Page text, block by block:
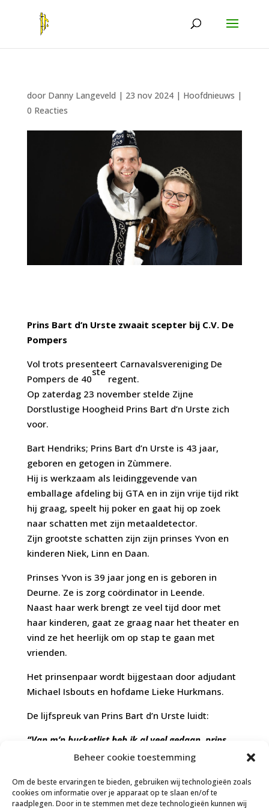
Beheer cookie toestemming
Om de beste ervaringen te bieden, gebruiken wij technologieën zoals
cookies om informatie over je apparaat op te slaan en/of te
raadplegen. Door in te stemmen met deze technologieën kunnen wij
door Danny Langeveld | 23 nov 2024| Hoofdnieuws |
0 Reacties
Prins Bart d’n Urste zwaait scepter bij C.V. De
Pompers
Vol trots presenteert Carnavalsvereniging De
Pompers de 40
ste
regent.
Op zaterdag 23 november stelde Zijne
Dorstlustige Hoogheid Prins Bart d’n Urste zich
voor.
Bart Hendriks; Prins Bart d’n Urste is 43 jaar,
geboren en getogen in Zùmmere.
Hij is werkzaam als leidinggevende van
emballage afdeling bij GTA en in zijn vrije tijd rikt
hij graag, speelt hij poker en gaat hij op zoek
naar schatten met zijn metaaldetector.
Zijn grootste schatten zijn zijn prinses Yvon en
kinderen Niek, Linn en Daan.
Prinses Yvon is 39 jaar jong en is geboren in
Deurne. Ze is zorg coördinator in Leende.
Naast haar werk brengt ze veel tijd door met
haar kinderen, gaat ze graag naar het theater en
vind ze het heerlijk om op stap te gaan met
vrienden.
Het prinsenpaar wordt bijgestaan door adjudant
Michael Isbouts en hofdame Lieke Hurkmans.
De lijfspreuk van Prins Bart d’n Urste luidt:
“Van m’n bucketlist heb ik al veel gedaan, prins
carnaval stond boven aan.
Pompers en vele anderen!”